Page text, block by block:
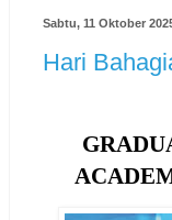
Sabtu, 11 Oktober
Hari